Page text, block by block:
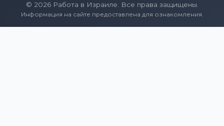
© 2026 Работа в Израиле. Все права защищены.
Информация на сайте предоставлена для ознакомления.